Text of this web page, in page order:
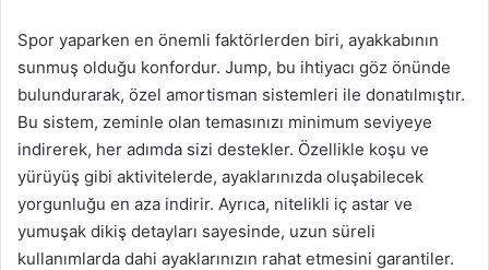
Spor yaparken en önemli faktörlerden biri, ayakkabının
sunmuş olduğu konfordur. Jump, bu ihtiyacı göz önünde
bulundurarak, özel amortisman sistemleri ile donatılmıştır.
Bu sistem, zeminle olan temasınızı minimum seviyeye
indirerek, her adımda sizi destekler. Özellikle koşu ve
yürüyüş gibi aktivitelerde, ayaklarınızda oluşabilecek
yorgunluğu en aza indirir. Ayrıca, nitelikli iç astar ve
yumuşak dikiş detayları sayesinde, uzun süreli
kullanımlarda dahi ayaklarınızın rahat etmesini garantiler.